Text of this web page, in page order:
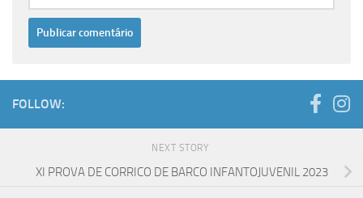
FOLLOW:
NEXT STORY
XI PROVA DE CORRICO DE BARCO INFANTOJUVENIL 2023